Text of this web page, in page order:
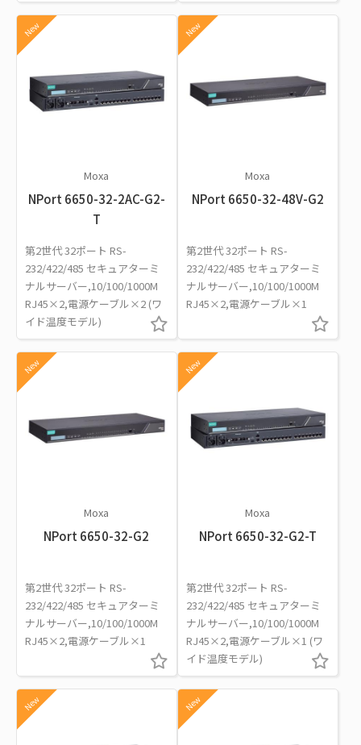
New
Moxa
NPort 6650-32-2AC-G2-
T
第2世代 32ポート RS-
232/422/485 セキュアターミ
ナルサーバー,10/100/1000M
RJ45×2,電源ケーブル×2 (ワ
イド温度モデル)
New
Moxa
NPort 6650-32-48V-G2
第2世代 32ポート RS-
232/422/485 セキュアターミ
ナルサーバー,10/100/1000M
RJ45×2,電源ケーブル×1
New
Moxa
NPort 6650-32-G2
第2世代 32ポート RS-
232/422/485 セキュアターミ
ナルサーバー,10/100/1000M
RJ45×2,電源ケーブル×1
New
Moxa
NPort 6650-32-G2-T
第2世代 32ポート RS-
232/422/485 セキュアターミ
ナルサーバー,10/100/1000M
RJ45×2,電源ケーブル×1 (ワ
イド温度モデル)
New New